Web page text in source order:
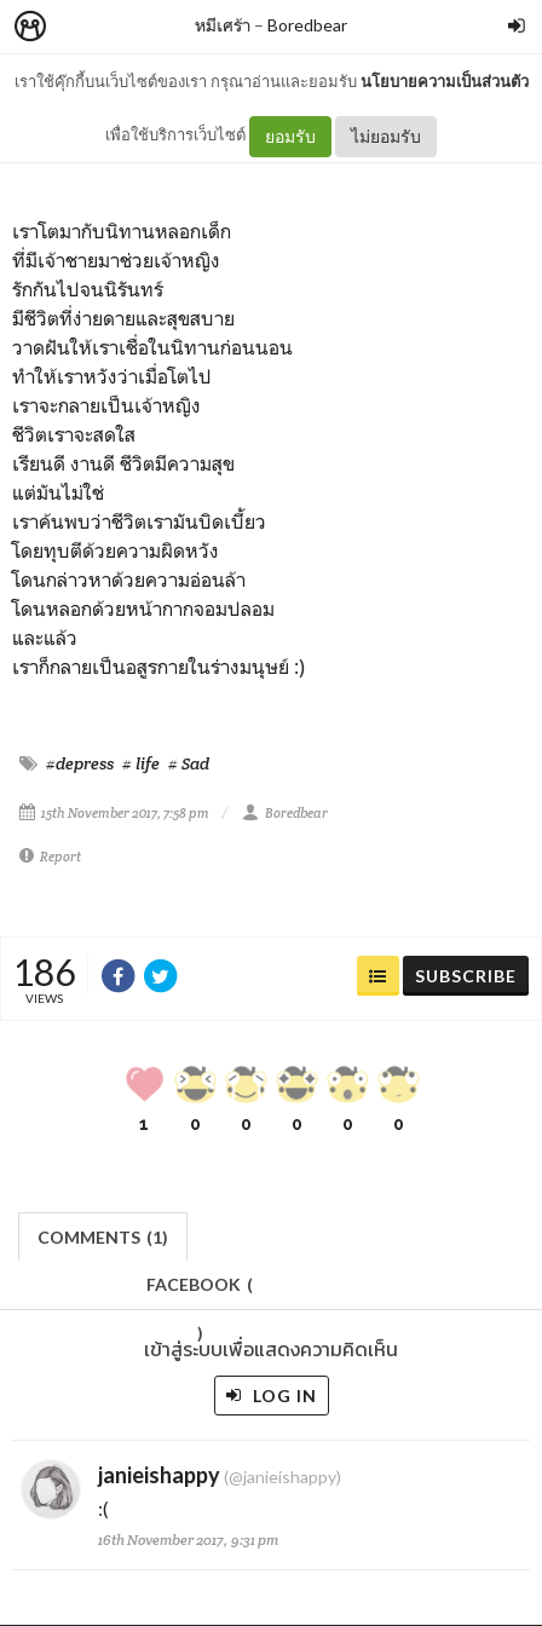
เราใช้คุ๊กกี้บนเว็บไซต์ของเรา กรุณาอ่านและยอมรับนโยบายความเป็นส่วนตัว
เพื่อใช้บริการเว็บไซต์ ยอมรับ ไม่ยอมรับ
หมีเศร้า – Boredbear
บิดเบี้ยว
เราโตมากับนิทานหลอกเด็ก
ที่มีเจ้าชายมาช่วยเจ้าหญิง
รักกันไปจนนิรันทร์
มีชีวิตที่ง่ายดายและสุขสบาย
วาดฝันให้เราเชื่อในนิทานก่อนนอน
ทำให้เราหวังว่าเมื่อโตไป
เราจะกลายเป็นเจ้าหญิง
ชีวิตเราจะสดใส
เรียนดี งานดี ชีวิตมีความสุข
แต่มันไม่ใช่
เราค้นพบว่าชีวิตเรามันบิดเบี้ยว
โดยทุบตีด้วยความผิดหวัง
โดนกล่าวหาด้วยความอ่อนล้า
โดนหลอกด้วยหน้ากากจอมปลอม
และแล้ว
เราก็กลายเป็นอสูรกายในร่างมนุษย์ :)
#depress # life # Sad
15th November 2017, 7:58 pm Boredbear
Report
186
VIEWS
SUBSCRIBE
1 0 0 0 0 0
COMMENTS (1)
FACEBOOK (
)
เข้าสู่ระบบเพื่อแสดงความคิดเห็น
LOG IN
janieishappy (@janieishappy)
:(
16th November 2017, 9:31 pm